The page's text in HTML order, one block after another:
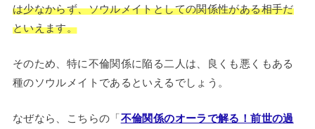
は少なからず、ソウルメイトとしての関係性がある相手だ
といえます。
そのため、特に不倫関係に陥る二人は、良くも悪くもある
種のソウルメイトであるといえるでしょう。
なぜなら、こちらの「不倫関係のオーラで解る！前世の過